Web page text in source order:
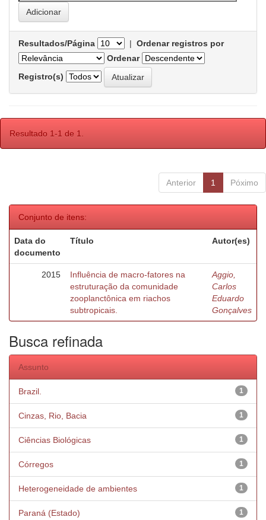
Resultados/Página | Ordenar registros por
Ordenar
Registro(s)
Resultado 1-1 de 1.
Anterior 1 Póximo
Conjunto de itens:
Data do
documento
Título Autor(es)
2015
Influência de macro-fatores na
estruturação da comunidade
zooplanctônica em riachos
subtropicais.
Aggio,
Carlos
Eduardo
Gonçalves
Busca refinada
Assunto
1
Brazil.
1
Cinzas, Rio, Bacia
1
Ciências Biológicas
1
Córregos
1
Heterogeneidade de ambientes
1
Paraná (Estado)